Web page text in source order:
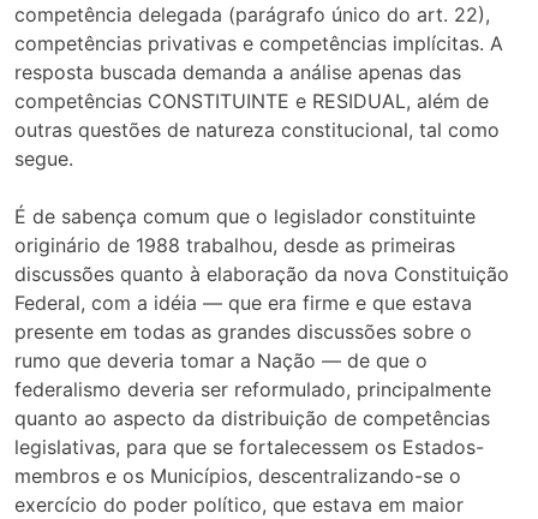
competência delegada (parágrafo único do art. 22),
competências privativas e competências implícitas. A
resposta buscada demanda a análise apenas das
competências CONSTITUINTE e RESIDUAL, além de
outras questões de natureza constitucional, tal como
segue.
É de sabença comum que o legislador constituinte
originário de 1988 trabalhou, desde as primeiras
discussões quanto à elaboração da nova Constituição
Federal, com a idéia — que era firme e que estava
presente em todas as grandes discussões sobre o
rumo que deveria tomar a Nação — de que o
federalismo deveria ser reformulado, principalmente
quanto ao aspecto da distribuição de competências
legislativas, para que se fortalecessem os Estados-
membros e os Municípios, descentralizando-se o
exercício do poder político, que estava em maior